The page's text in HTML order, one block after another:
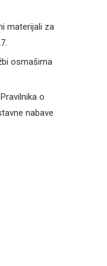
materijali za
osmašima
o
nabave